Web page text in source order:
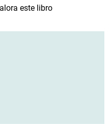
este libro